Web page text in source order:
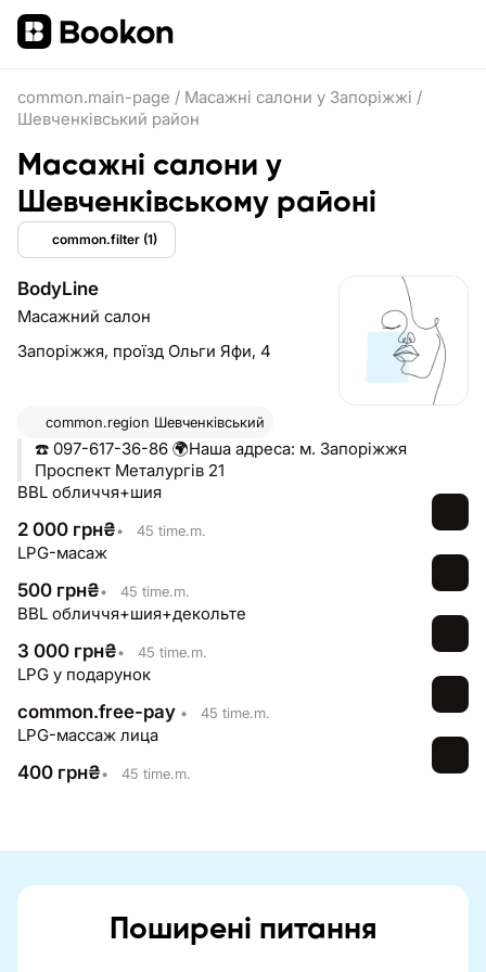
common.main-page / Масажні салони у Запоріжжі /
Шевченківський район
Масажні салони у
Шевченківському районі
common.filter (1)
BodyLine
Масажний салон
Запоріжжя, проїзд Ольги Яфи, 4
common.region Шевченківський
☎️ 097-617-36-86 🌍Наша адреса: м. Запоріжжя
Проспект Металургів 21
BBL обличчя+шия
2 000 грн₴• 45 time.m.
LPG-масаж
500 грн₴• 45 time.m.
BBL обличчя+шия+декольте
3 000 грн₴• 45 time.m.
LPG у подарунок
common.free-pay • 45 time.m.
LPG-массаж лица
400 грн₴• 45 time.m.
Поширені питання